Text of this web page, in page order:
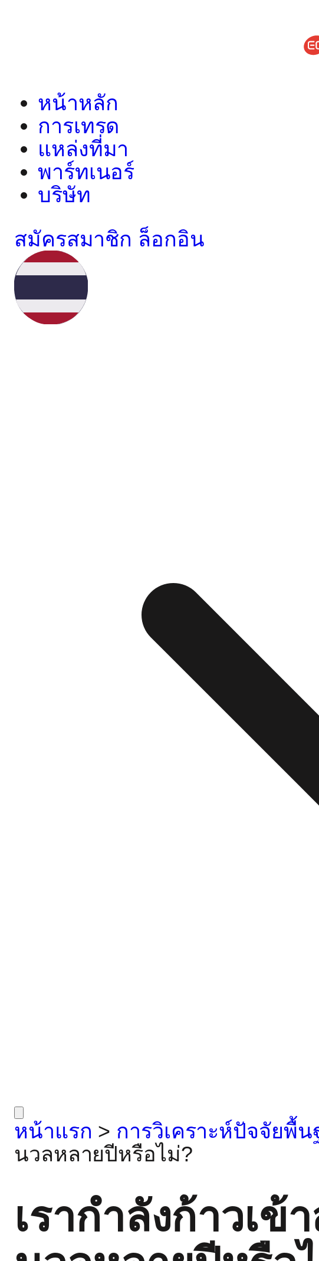
หน้าหลัก
การเทรด
แหล่งที่มา
พาร์ทเนอร์
บริษัท
สมัครสมาชิก ล็อกอิน
หน้าแรก > การวิเคราะห์ปัจจัยพื้น
นวลหลายปีหรือไม่?
เรากำลังก้าวเข้